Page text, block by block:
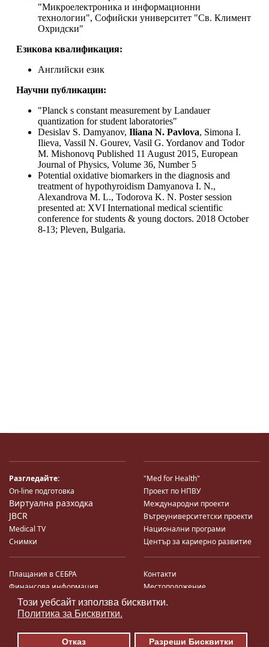
Този уебсайт използва бисквитки.
Политика за Бисквитки.
Отказ Разреши Бисквитки
Разгледайте:
On-line подготовка
Виртуална разходка
JBCR
Medical TV
Снимки
"Med for Health"
Проект по НПВУ
Международни проекти
Вътреуниверситетски проекти
Национални програми
Център за кариерно развитие
Плащания в СЕБРА
Финансова информация
Система за финансово упр-е и
контрол
Търгове по ЗДС
Контакти
Местоположение
Карта на сайта